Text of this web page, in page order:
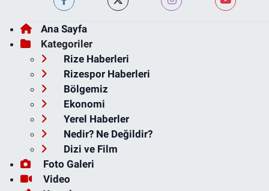
Ana Sayfa
Kategoriler
Rize Haberleri
Rizespor Haberleri
Bölgemiz
Ekonomi
Yerel Haberler
Nedir? Ne Değildir?
Dizi ve Film
Foto Galeri
Video